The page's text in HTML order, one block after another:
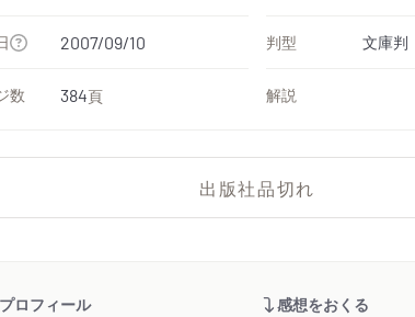
2007/09/10 判型 文庫判
数 384頁 解説
出版社品切れ
ロフィール 感想をおくる